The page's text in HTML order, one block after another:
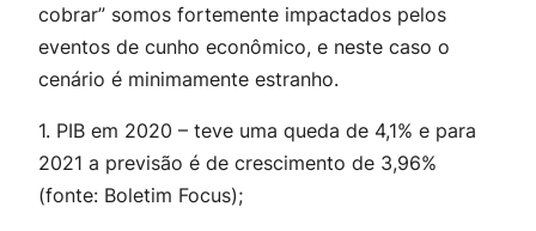
cobrar” somos fortemente impactados pelos
eventos de cunho econômico, e neste caso o
cenário é minimamente estranho.
1. PIB em 2020 – teve uma queda de 4,1% e para
2021 a previsão é de crescimento de 3,96%
(fonte: Boletim Focus);